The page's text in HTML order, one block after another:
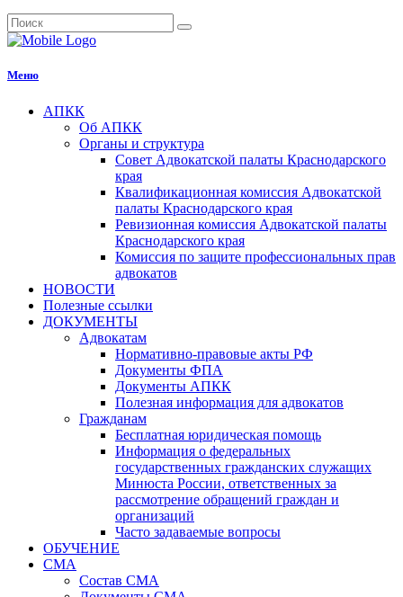
Меню
АПКК
Об АПКК
Органы и структура
Совет Адвокатской палаты Краснодарского
края
Квалификационная комиссия Адвокатской
палаты Краснодарского края
Ревизионная комиссия Адвокатской палаты
Краснодарского края
Комиссия по защите профессиональных прав
адвокатов
НОВОСТИ
Полезные ссылки
ДОКУМЕНТЫ
Адвокатам
Нормативно-правовые акты РФ
Документы ФПА
Документы АПКК
Полезная информация для адвокатов
Гражданам
Бесплатная юридическая помощь
Информация о федеральных
государственных гражданских служащих
Минюста России, ответственных за
рассмотрение обращений граждан и
организаций
Часто задаваемые вопросы
ОБУЧЕНИЕ
СМА
Состав СМА